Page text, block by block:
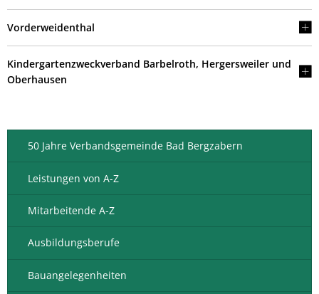
Vorderweidenthal
Kindergartenzweckverband Barbelroth, Hergersweiler und
Oberhausen
50 Jahre Verbandsgemeinde Bad Bergzabern
Leistungen von A-Z
Mitarbeitende A-Z
Ausbildungsberufe
Bauangelegenheiten